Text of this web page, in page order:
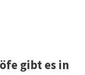
gibt es in